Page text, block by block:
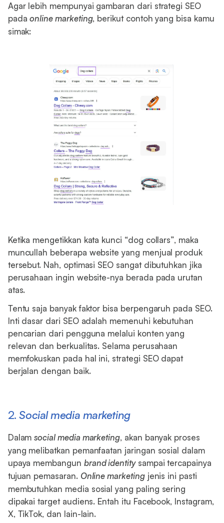
Agar lebih mempunyai gambaran dari strategi SEO
padaonline marketing, berikut contoh yang bisa kamu
simak:
Ketika mengetikkan kata kunci “dog collars”, maka
muncullah beberapa website yang menjual produk
tersebut. Nah, optimasi SEO sangat dibutuhkan jika
perusahaan ingin website-nya berada pada urutan
atas.
Tentu saja banyak faktor bisa berpengaruh pada SEO.
Inti dasar dari SEO adalah memenuhi kebutuhan
pencarian dari pengguna melalui konten yang
relevan dan berkualitas. Selama perusahaan
memfokuskan pada hal ini, strategi SEO dapat
berjalan dengan baik.
2. Social media marketing
Dalamsocial media marketing, akan banyak proses
yang melibatkan pemanfaatan jaringan sosial dalam
upaya membangun brand identitysampai tercapainya
tujuan pemasaran. Online marketingjenis ini pasti
membutuhkan media sosial yang paling sering
dipakai target audiens. Entah itu Facebook, Instagram,
X, TikTok, dan lain-lain.